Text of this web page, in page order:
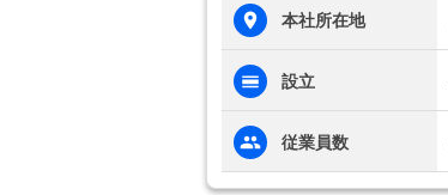
本社所在地
設立
従業員数